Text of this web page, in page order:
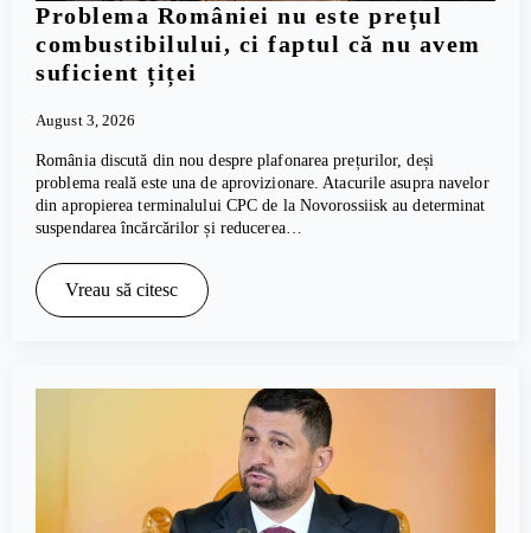
Problema României nu este prețul
combustibilului, ci faptul că nu avem
suficient țiței
August 3, 2026
România discută din nou despre plafonarea prețurilor, deși
problema reală este una de aprovizionare. Atacurile asupra navelor
din apropierea terminalului CPC de la Novorossiisk au determinat
suspendarea încărcărilor și reducerea…
Vreau să citesc